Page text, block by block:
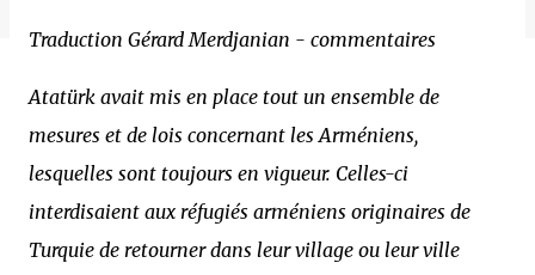
Traduction Gérard Merdjanian - commentaires
Atatürk avait mis en place tout un ensemble de
mesures et de lois concernant les Arméniens,
lesquelles sont toujours en vigueur. Celles-ci
interdisaient aux réfugiés arméniens originaires de
Turquie de retourner dans leur village ou leur ville